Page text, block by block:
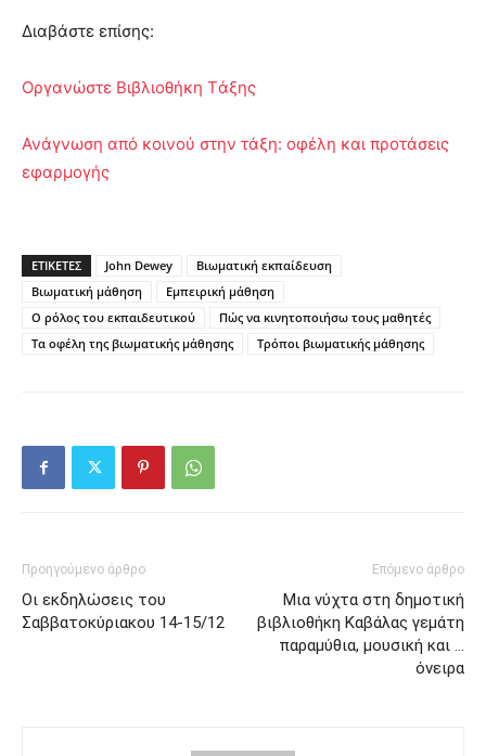
Διαβάστε επίσης:
Οργανώστε Βιβλιοθήκη Tάξης
Ανάγνωση από κοινού στην τάξη: οφέλη και προτάσεις
εφαρμογής
ΕΤΙΚΕΤΕΣ John Dewey
Βιωματική εκπαίδευση
Βιωματική μάθηση
Εμπειρική μάθηση
Ο ρόλος του εκπαιδευτικού
Πώς να κινητοποιήσω τους μαθητές
Τα οφέλη της βιωματικής μάθησης
Τρόποι βιωματικής μάθησης
Προηγούμενο άρθρο
Οι εκδηλώσεις του
Σαββατοκύριακου 14-15/12
Επόμενο άρθρο
Μια νύχτα στη δημοτική
βιβλιοθήκη Καβάλας γεμάτη
παραμύθια, μουσική και …
όνειρα